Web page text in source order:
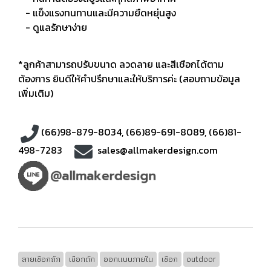
- แข็งแรงทนทานและมีความยืดหยุ่นสูง
- ดูแลรักษาง่าย
*ลูกค้าสามารถปรับขนาด ลวดลาย และสีเชือกได้ตาม
ต้องการ ยินดีให้คำปรึกษาและให้บริการค่ะ (สอบถามข้อมูล
เพิ่มเติม)
(66)98-879-8034, (66)89-691-8089, (66)81-
498-7283
sales@allmakerdesign.com
ลายเชือกถัก เชือกถัก ออกแบบภายใน เชือก outdoor